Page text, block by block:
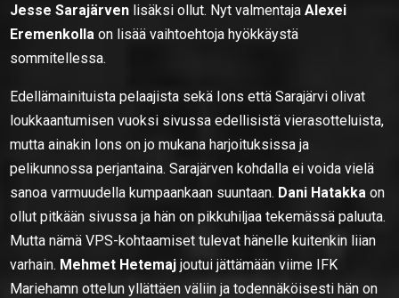
Jesse Sarajärven lisäksi ollut. Nyt valmentajaAlexei
Eremenkolla on lisää vaihtoehtoja hyökkäystä
sommitellessa.
Edellämainituista pelaajista sekä Ions että Sarajärvi olivat
loukkaantumisen vuoksi sivussa edellisistä vierasotteluista,
mutta ainakin Ions on jo mukana harjoituksissa ja
pelikunnossa perjantaina. Sarajärven kohdalla ei voida vielä
sanoa varmuudella kumpaankaan suuntaan. Dani Hatakka on
ollut pitkään sivussa ja hän on pikkuhiljaa tekemässä paluuta.
Mutta nämä VPS-kohtaamiset tulevat hänelle kuitenkin liian
varhain. Mehmet Hetemajjoutui jättämään viime IFK
Mariehamn ottelun yllättäen väliin ja todennäköisesti hän on